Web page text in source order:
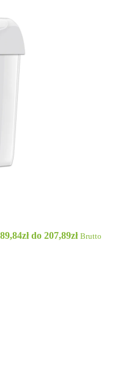
do 207,89zł Brutto